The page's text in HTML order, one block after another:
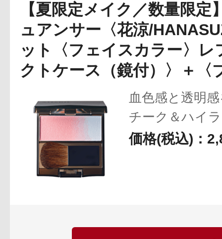
アテニアの「
お友達紹介サ
【夏限定メイク／数量限
ュアンサー〈花涼/
ット〈フェイスカラー〉レ
クトケース（鏡付）〉＋〈
血色感と透明
チーク＆ハイ
価格(税込)：